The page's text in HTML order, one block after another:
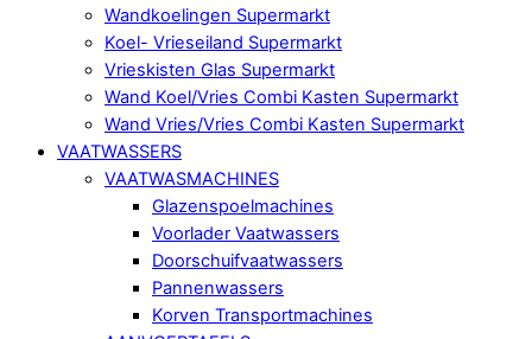
Wandkoelingen Supermarkt
Koel- Vrieseiland Supermarkt
Vrieskisten Glas Supermarkt
Wand Koel/Vries Combi Kasten Supermarkt
Wand Vries/Vries Combi Kasten Supermarkt
VAATWASSERS
VAATWASMACHINES
Glazenspoelmachines
Voorlader Vaatwassers
Doorschuifvaatwassers
Pannenwassers
Korven Transportmachines